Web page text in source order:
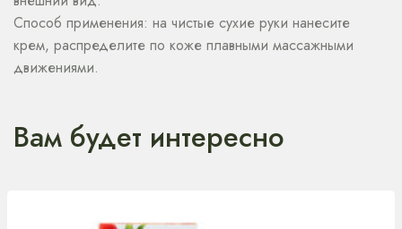
Способ применения: на чистые сухие руки нанесите
крем, распределите по коже плавными массажными
движениями.
Вам будет интересно